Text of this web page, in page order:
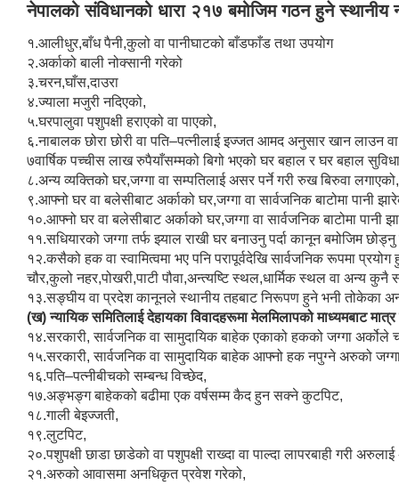
नेपालको संविधानको धारा २१७ बमोजिम गठन हुने
१.आलीधुर,बाँध पैनी,कुलो वा पानीघाटको बाँडफाँड तथा उपयोग
२.अर्काको बाली नोक्सानी गरेको
३.चरन,घाँस,दाउरा
४.ज्याला मजुरी नदिएको,
५.घरपालुवा पशुपक्षी हराएको वा पाएको,
६.नाबालक छोरा छोरी वा पति–पत्नीलाई इज्जत आमद अनुसार खान लाउन वा
७वार्षिक पच्चीस लाख रुपैयाँसम्मको बिगो भएको घर बहाल र घर बहाल
८.अन्य व्यक्तिको घर,जग्गा वा सम्पतिलाई असर पर्ने गरी रुख बिरुवा लगाएको,
९.आफ्नो घर वा बलेसीबाट अर्काको घर,जग्गा वा सार्वजनिक बाटोमा पानी
१०.आफ्नो घर वा बलेसीबाट अर्काको घर,जग्गा वा सार्वजनिक बाटोमा पानी
११.सधियारको जग्गा तर्फ झ्याल राखी घर बनाउनु पर्दा कानून बमोजिम छोड्नु
१२.कसैको हक वा स्वामित्वमा भए पनि परापूर्वदेखि सार्वजनिक रूपमा
चौर,कुलो नहर,पोखरी,पाटी पौवा,अन्त्यष्टि स्थल,धार्मिक स्थल वा अन्य कुनै
१३.सङ्घीय वा प्रदेश कानूनले स्थानीय तहबाट निरूपण हुने भनी तोकेका
(ख) न्यायिक समितिलाई देहायका विवादहरूमा मेलमिलापको माध्यमबाट
१४.सरकारी, सार्वजनिक वा सामुदायिक बाहेक एकाको हकको जग्गा अर्कोले
१५.सरकारी, सार्वजनिक वा सामुदायिक बाहेक आफ्नो हक नपुग्ने अरुको
१६.पति–पत्नीबीचको सम्बन्ध विच्छेद,
१७.अङ्भङ्ग बाहेकको बढीमा एक वर्षसम्म कैद हुन सक्ने कुटपिट,
१८.गाली बेइज्जती,
१९.लुटपिट,
२०.पशुपक्षी छाडा छाडेको वा पशुपक्षी राख्दा वा पाल्दा लापरबाही गरी
२१.अरुको आवासमा अनधिकृत प्रवेश गरेको,